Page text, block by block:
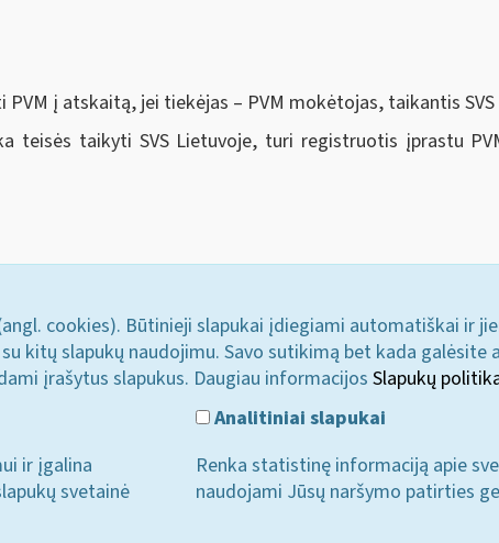
į atskaitą, jei tiekėjas – PVM mokėtojas, taikantis
teisės taikyti SVS Lietuvoje, turi registruotis įprastu
cookies). Būtinieji slapukai įdiegiami automatiškai ir
kitų slapukų naudojimu. Savo sutikimą bet kada galėsite
įrašytus slapukus. Daugiau informacijos Slapukų
ir įgalina
svetainė
Analitiniai slapukai
Renka statistinę informaciją apie
naudojami Jūsų naršymo patirties